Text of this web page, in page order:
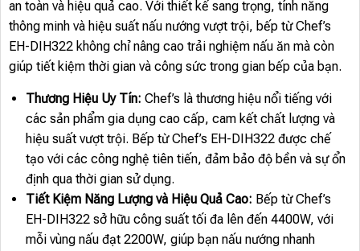
an toàn và hiệu quả cao. Với thiết kế sang trọng, tính năng
thông minh và hiệu suất nấu nướng vượt trội, bếp từ Chef’s
EH-DIH322 không chỉ nâng cao trải nghiệm nấu ăn mà còn
giúp tiết kiệm thời gian và công sức trong gian bếp của bạn.
Thương Hiệu Uy Tín: Chef’s là thương hiệu nổi tiếng với
các sản phẩm gia dụng cao cấp, cam kết chất lượng và
hiệu suất vượt trội. Bếp từ Chef’s EH-DIH322 được chế
tạo với các công nghệ tiên tiến, đảm bảo độ bền và sự ổn
định qua thời gian sử dụng.
Tiết Kiệm Năng Lượng và Hiệu Quả Cao: Bếp từ Chef’s
EH-DIH322 sở hữu công suất tối đa lên đến 4400W, với
mỗi vùng nấu đạt 2200W, giúp bạn nấu nướng nhanh